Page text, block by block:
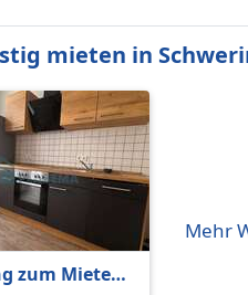
mieten in
zum Mieten
Mehr